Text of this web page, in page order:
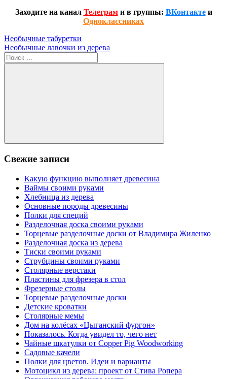
Заходите на канал Телеграми в группы: ВКонтактеи
Одноклассниках
Навигация
по
записям
Предыдущая
запись:
Необычные табуретки
Следующая
запись:
Необычные лавочки из дерева
Поиск
для:
Поиск
Свежие записи
Какую функцию выполняет древесина
Ваймы своими руками
Хлебница из дерева
Основные породы древесины
Полки для специй
Разделочная доска своими руками
Торцевые разделочные доски от Владимира Жиленко
Разделочная доска из дерева
Тиски своими руками
Струбцины своими руками
Столярные верстаки
Пластины для фрезера в стол
Фрезерные столы
Торцевые разделочные доски
Детские кроватки
Столярные мемы
Дом на колёсах «Цыганский фургон»
Показалось. Когда увидел то, чего нет
Чайные шкатулки от Copper Pig Woodworking
Садовые качели
Полки для цветов. Идеи и варианты
Мотоцикл из дерева: проект от Стива Ропера